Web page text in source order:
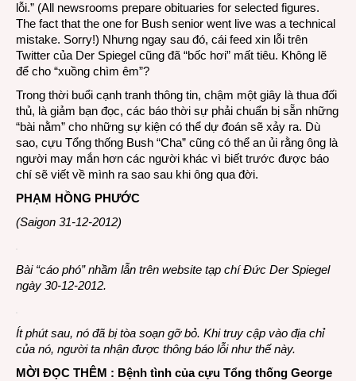
lỗi.” (All newsrooms prepare obituaries for selected figures.
The fact that the one for Bush senior went live was a technical
mistake. Sorry!) Nhưng ngay sau đó, cái feed xin lỗi trên
Twitter của Der Spiegel cũng đã “bốc hơi” mất tiêu. Không lẽ
để cho “xuồng chìm êm”?
Trong thời buổi cạnh tranh thông tin, chậm một giây là thua đối
thủ, là giảm bạn đọc, các báo thời sự phải chuẩn bị sẵn những
“bài nằm” cho những sự kiện có thể dự đoán sẽ xảy ra. Dù
sao, cựu Tổng thống Bush “Cha” cũng có thể an ủi rằng ông là
người may mắn hơn các người khác vì biết trước được báo
chí sẽ viết về mình ra sao sau khi ông qua đời.
PHẠM HỒNG PHƯỚC
(Saigon 31-12-2012)
Bài “cáo phó” nhầm lẫn trên website tạp chí Đức Der Spiegel
ngày 30-12-2012.
Ít phút sau, nó đã bị tòa soạn gỡ bỏ. Khi truy cập vào địa chỉ
của nó, người ta nhận được thông báo lỗi như thế này.
MỜI ĐỌC THÊM : Bệnh tình của cựu Tổng thống George